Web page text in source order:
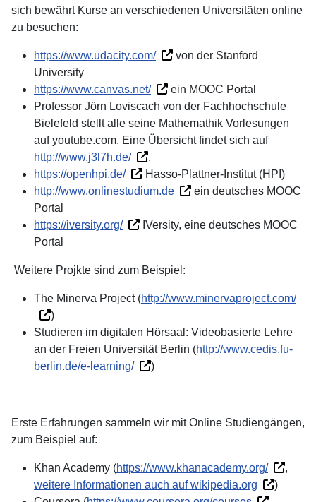
sich bewährt Kurse an verschiedenen Universitäten online
zu besuchen:
https://www.udacity.com/
von der Stanford
University
https://www.canvas.net/
ein MOOC Portal
Professor Jörn Loviscach von der Fachhochschule
Bielefeld stellt alle seine Mathemathik Vorlesungen
auf youtube.com. Eine Übersicht findet sich auf
http://www.j3l7h.de/
.
https://openhpi.de/
Hasso-Plattner-Institut (HPI)
http://www.onlinestudium.de
ein deutsches MOOC
Portal
https://iversity.org/
IVersity, eine deutsches MOOC
Portal
Weitere Projkte sind zum Beispiel:
The Minerva Project (http://www.minervaproject.com/
)
Studieren im digitalen Hörsaal: Videobasierte Lehre
an der Freien Universität Berlin (http://www.cedis.fu-
berlin.de/e-learning/
)
Erste Erfahrungen sammeln wir mit Online Studiengängen,
zum Beispiel auf:
Khan Academy (https://www.khanacademy.org/
,
weitere Informationen auch auf wikipedia.org
)